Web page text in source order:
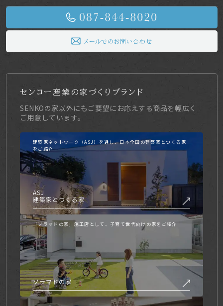
メールでのお問い合わせ
センコー産業の家づくりブランド
SENKOの家以外にもご要望にお応えする商品を幅広く
ご用意しています。
建築家ネットワーク（ASJ）を通し、日本全国の建築家とつくる家
をご紹介
ASJ
建築家とつくる家
「ソラマドの家」施工店として、子育て世代向けの家をご紹介
ソラマドの家